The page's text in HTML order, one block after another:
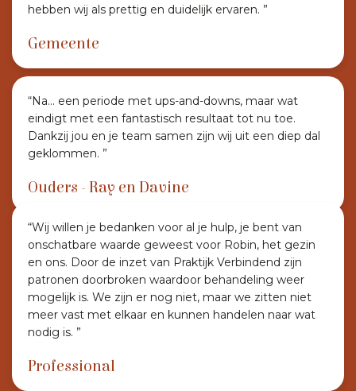
hebben wij als prettig en duidelijk ervaren. ”
Gemeente
“Na… een periode met ups-and-downs, maar wat
eindigt met een fantastisch resultaat tot nu toe.
Dankzij jou en je team samen zijn wij uit een diep dal
geklommen. ”
Ouders - Ray en Davine
“Wij willen je bedanken voor al je hulp, je bent van
onschatbare waarde geweest voor Robin, het gezin
en ons. Door de inzet van Praktijk Verbindend zijn
patronen doorbroken waardoor behandeling weer
mogelijk is. We zijn er nog niet, maar we zitten niet
meer vast met elkaar en kunnen handelen naar wat
nodig is. ”
Professional